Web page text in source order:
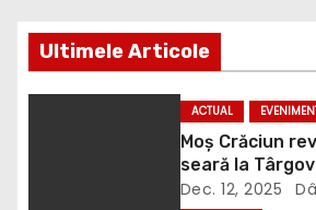
r
eUltimele Articole
ACTUAL
Moș Crăciun
seară la
Dec. 12, 2025